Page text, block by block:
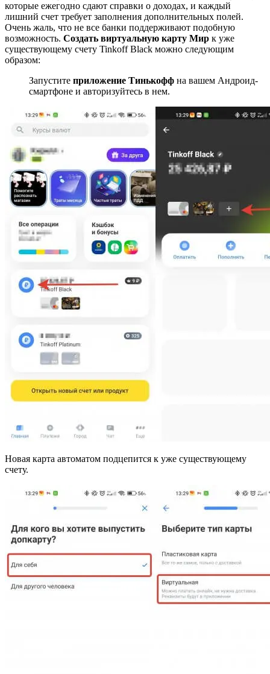
которые ежегодно сдают справки о доходах, и каждый
лишний счет требует заполнения дополнительных полей.
Очень жаль, что не все банки поддерживают подобную
возможность. Создать виртуальную карту Мир к уже
существующему счету Tinkoff Black можно следующим
образом:
Запустите приложение Тинькофф на вашем Андроид-
смартфоне и авторизуйтесь в нем.
Новая карта автоматом подцепится к уже существующему
счету.